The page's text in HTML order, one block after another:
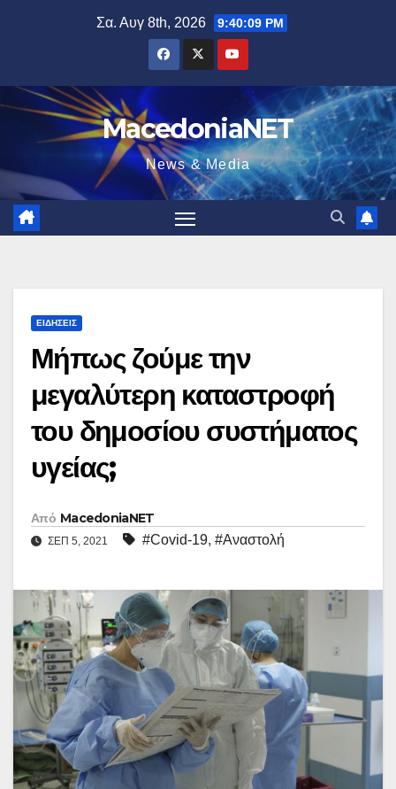
Σα. Αυγ 8th, 2026 9:40:10 PM
MacedoniaNET
News & Media
ΕΙΔΉΣΕΙΣ
Μήπως ζούμε την
μεγαλύτερη καταστροφή
του δημοσίου συστήματος
υγείας;
Από MacedoniaNET
ΣΕΠ 5, 2021 #Covid-19, #Αναστολή